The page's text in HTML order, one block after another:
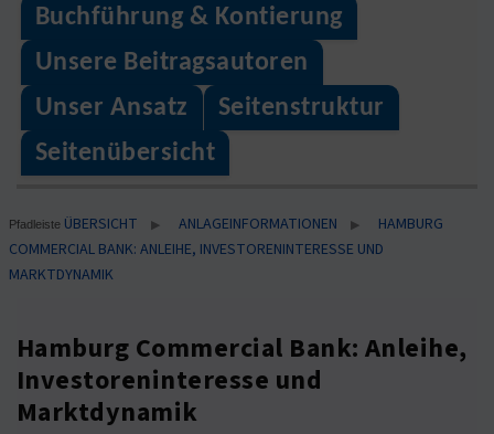
Buchführung & Kontierung
Unsere Beitragsautoren
Unser Ansatz
Seitenstruktur
Seitenübersicht
Pfadleiste ÜBERSICHT ▶ ANLAGEINFORMATIONEN ▶
HAMBURG
COMMERCIAL BANK: ANLEIHE, INVESTORENINTERESSE UND
MARKTDYNAMIK
Hamburg Commercial Bank: Anleihe,
Investoreninteresse und
Marktdynamik